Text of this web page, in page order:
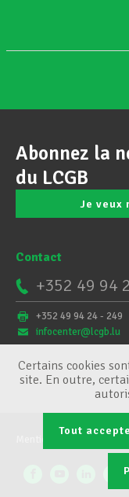
Abonnez la
du LCGB
Je veux
Contact
+352 49 94
+352 49 94 24 - 249
infocenter@lcgb.lu
Certains cookies
site. En outre,
Tout